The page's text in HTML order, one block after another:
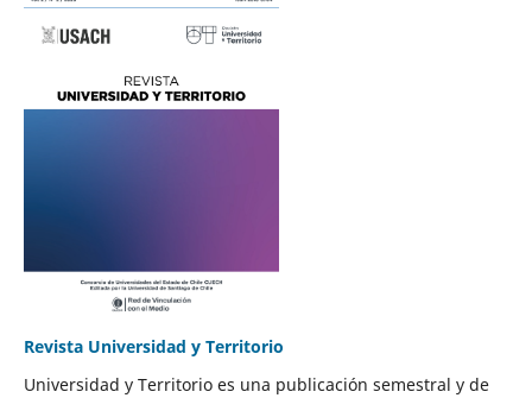
Revista Universidad y Territorio
Universidad y Territorio es una publicación semestral y de